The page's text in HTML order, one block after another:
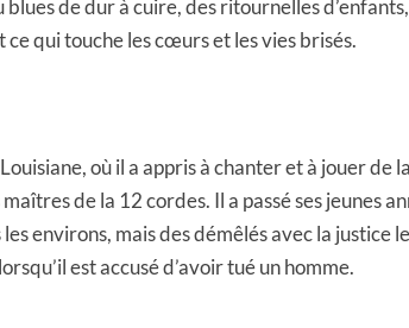
de dur à cuire, des ritournelles
qui touche les cœurs et les vies brisés.
où il a appris à chanter et à jouer de
de la 12 cordes. Il a passé ses jeunes
environs, mais des démêlés avec la justice le
est accusé d’avoir tué un homme.